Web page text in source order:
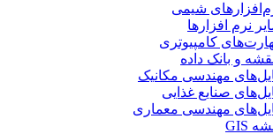
شیمی
افزارها
کامپیوتری
بانک داده
مهندسی مکانیک
صنایع غذایی
مهندسی معماری